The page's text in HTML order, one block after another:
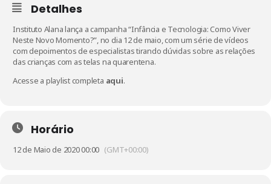
Detalhes
Instituto Alana lança a campanha “Infância e Tecnologia: Como Viver
Neste Novo Momento?”, no dia 12 de maio, com um série de vídeos
com depoimentos de especialistas tirando dúvidas sobre as relações
das crianças com as telas na quarentena.
Acesse a playlist completa aqui.
Horário
12 de Maio de 2020 00:00 (GMT+00:00)